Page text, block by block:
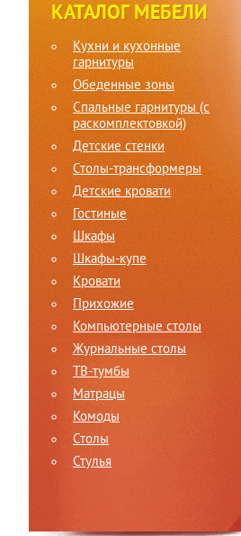
КАТАЛОГ МЕБЕЛИ
Кухни и кухонные
гарнитуры
Обеденные зоны
Спальные гарнитуры (c
раскомплектовкой)
Детские стенки
Столы-трансформеры
Детские кровати
Гостиные
Шкафы
Шкафы-купе
Кровати
Прихожие
Компьютерные столы
Журнальные столы
ТВ-тумбы
Матрацы
Комоды
Столы
Стулья